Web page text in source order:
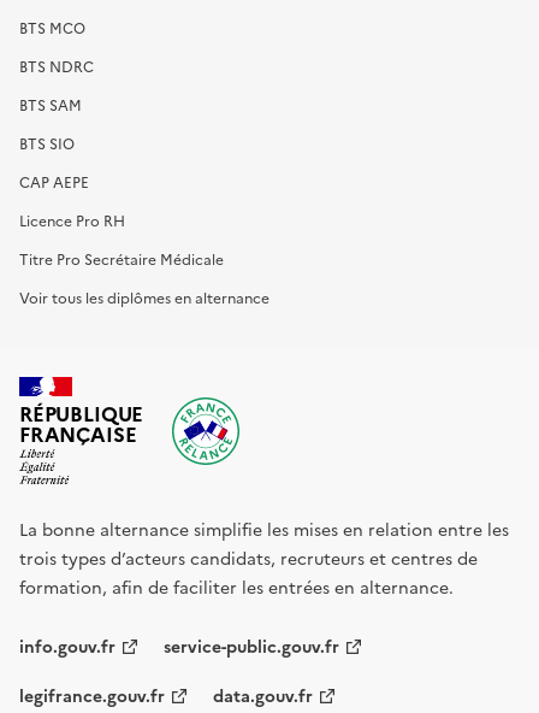
BTS MCO
BTS NDRC
BTS SAM
BTS SIO
CAP AEPE
Licence Pro RH
Titre Pro Secrétaire Médicale
Voir tous les diplômes en alternance
RÉPUBLIQUE
FRANÇAISE
La bonne alternance simplifie les mises en relation entre les
trois types d’acteurs candidats, recruteurs et centres de
formation, afin de faciliter les entrées en alternance.
info.gouv.fr service-public.gouv.fr
legifrance.gouv.fr data.gouv.fr